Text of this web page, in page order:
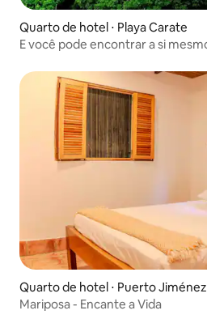
Quarto de hotel ⋅ Playa Carate
E você pode encontrar a si
Quarto de hotel ⋅ Puerto Jiménez
Mariposa - Encante a Vida